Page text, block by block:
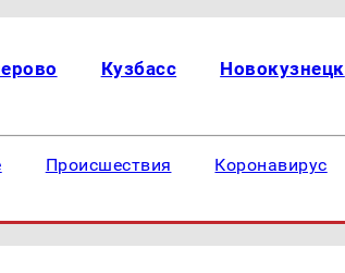
Кузбасс Новокузнецк
Происшествия Коронавирус